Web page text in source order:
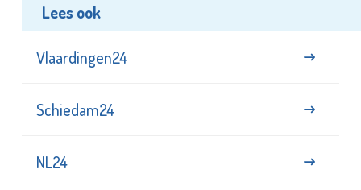
Lees ook
Vlaardingen24
Schiedam24
NL24